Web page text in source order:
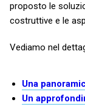
proposto le
costruttive e le
Vediamo nel
Una
Un